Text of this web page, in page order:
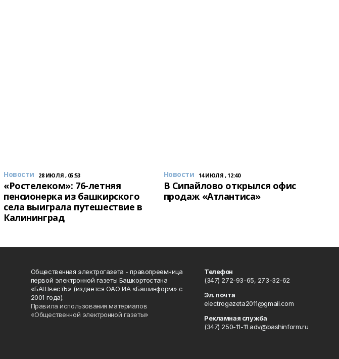
Новости 28 ИЮЛЯ , 05:53
«Ростелеком»: 76-летняя
пенсионерка из башкирского
села выиграла путешествие в
Калининград
Новости 14 ИЮЛЯ , 12:40
В Сипайлово открылся офис
продаж «Атлантиса»
Общественная электрогазета - правопреемница
первой электронной газеты Башкортостана
«БАШвестЪ» (издается ОАО ИА «Башинформ» с
2001 года).
Правила использования материалов
«Общественной электронной газеты»
Телефон
(347) 272-93-65, 273-32-62
Эл. почта
electrogazeta2011@gmail.com
Рекламная служба
(347) 250-11-11 adv@bashinform.ru